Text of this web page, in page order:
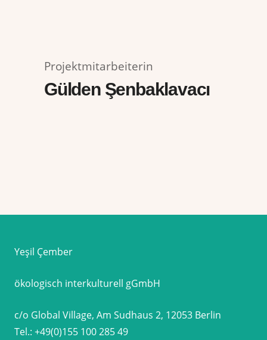
Projektmitarbeiterin
Gülden Şenbaklavacı
Yeşil Çember
ökologisch interkulturell gGmbH
c/o Global Village, Am Sudhaus 2, 12053 Berlin
Tel.: +49(0)155 100 285 49